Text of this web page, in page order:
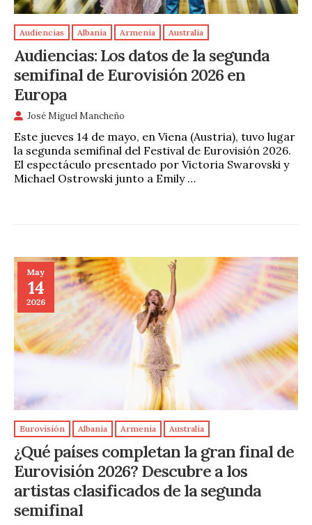
Audiencias Albania Armenia Australia
Audiencias: Los datos de la segunda
semifinal de Eurovisión 2026 en
Europa
José Miguel Mancheño
Este jueves 14 de mayo, en Viena (Austria), tuvo lugar
la segunda semifinal del Festival de Eurovisión 2026.
El espectáculo presentado por Victoria Swarovski y
Michael Ostrowski junto a Emily …
May
14
2026
Eurovisión Albania Armenia Australia
¿Qué países completan la gran final de
Eurovisión 2026? Descubre a los
artistas clasificados de la segunda
semifinal